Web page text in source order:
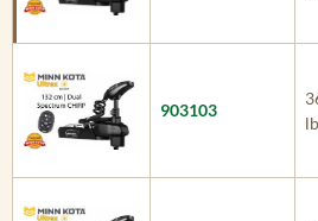
903103